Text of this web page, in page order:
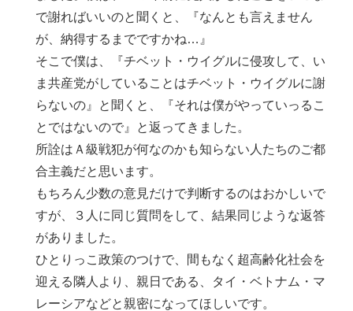
で謝ればいいのと聞くと、『なんとも言えません
が、納得するまでですかね…』
そこで僕は、『チベット・ウイグルに侵攻して、い
ま共産党がしていることはチベット・ウイグルに謝
らないの』と聞くと、『それは僕がやっていっるこ
とではないので』と返ってきました。
所詮はＡ級戦犯が何なのかも知らない人たちのご都
合主義だと思います。
もちろん少数の意見だけで判断するのはおかしいで
すが、３人に同じ質問をして、結果同じような返答
がありました。
ひとりっこ政策のつけで、間もなく超高齢化社会を
迎える隣人より、親日である、タイ・ベトナム・マ
レーシアなどと親密になってほしいです。